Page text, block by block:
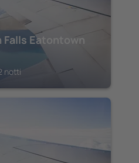
Falls Eatontown
notti